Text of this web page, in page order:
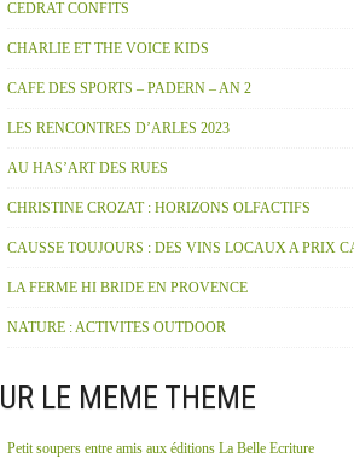
CEDRAT CONFITS
CHARLIE ET THE VOICE KIDS
CAFE DES SPORTS – PADERN – AN 2
LES RENCONTRES D’ARLES 2023
AU HAS’ART DES RUES
CHRISTINE CROZAT : HORIZONS OLFACTIFS
CAUSSE TOUJOURS : DES VINS LOCAUX A PRIX
LA FERME HI BRIDE EN PROVENCE
NATURE : ACTIVITES OUTDOOR
LE MEME THEME
Petit soupers entre amis aux éditions La Belle Ecriture